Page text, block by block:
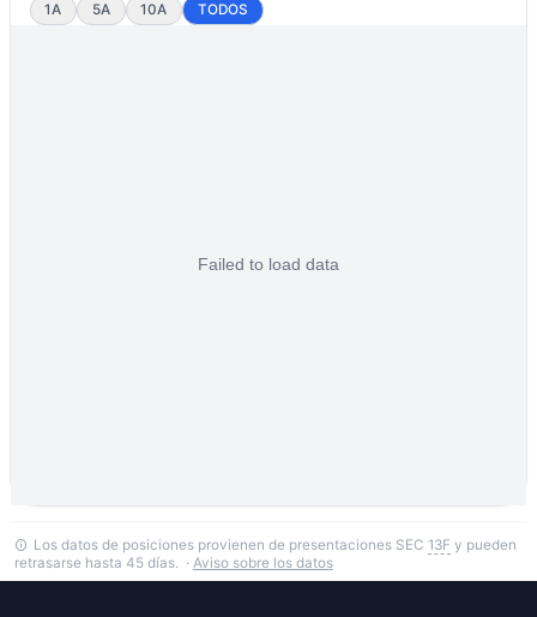
1A 5A 10A TODOS
Los datos de posiciones provienen de presentaciones SEC 13F y pueden
retrasarse hasta 45 días. · Aviso sobre los datos